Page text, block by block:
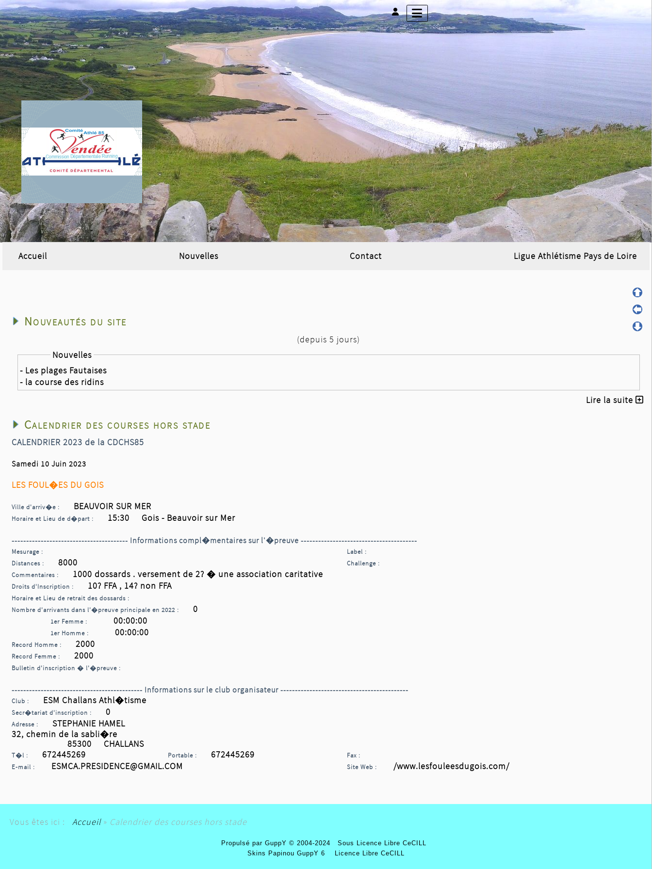
Accueil Nouvelles Contact Ligue Athlétisme Pays de Loire
Nouveautés du site
(depuis 5 jours)
Nouvelles
- Les plages Fautaises
- la course des ridins
Lire la suite
Calendrier des courses hors stade
CALENDRIER 2023 de la CDCHS85
Samedi 10 Juin 2023
LES FOUL�ES DU GOIS
Ville d'arriv�e : BEAUVOIR SUR MER
Horaire et Lieu de d�part : 15:30 Gois - Beauvoir sur Mer
---------------------------------------- Informations compl�mentaires sur l'�preuve ----------------------------------------
Mesurage :
Label :
Distances :
8000
Challenge :
Commentaires :
1000 dossards . versement de 2? � une association caritative
Droits d'Inscription : 10? FFA , 14? non FFA
Horaire et Lieu de retrait des dossards :
Nombre d'arrivants dans l'�preuve principale en 2022 :
0
1er Femme : 00:00:00
1er Homme : 00:00:00
Record Homme : 2000
Record Femme : 2000
Bulletin d'inscription � l'�preuve :
--------------------------------------------- Informations sur le club organisateur --------------------------------------------
Club : ESM Challans Athl�tisme
Secr�tariat d'inscription : 0
Adresse :
STEPHANIE HAMEL
32, chemin de la sabli�re
85300 CHALLANS
T�l : 672445269 Portable : 672445269
Fax :
E-mail :
ESMCA.PRESIDENCE@GMAIL.COM Site Web : /www.lesfouleesdugois.com/
Vous êtes ici : Accueil » Calendrier des courses hors stade
Propulsé par GuppY © 2004-2024
Sous Licence Libre CeCILL
Skins Papinou GuppY 6
Licence Libre CeCILL